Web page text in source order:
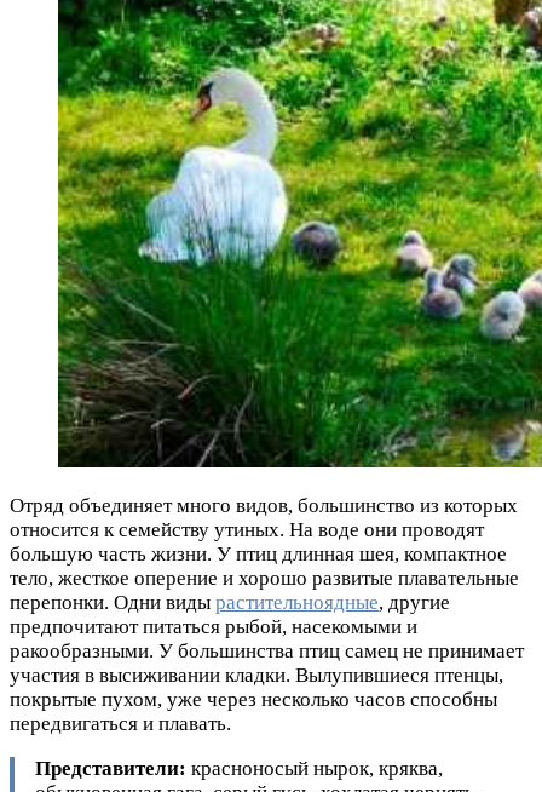
Отряд объединяет много видов, большинство из которых
относится к семейству утиных. На воде они проводят
большую часть жизни. У птиц длинная шея, компактное
тело, жесткое оперение и хорошо развитые плавательные
перепонки. Одни виды растительноядные, другие
предпочитают питаться рыбой, насекомыми и
ракообразными. У большинства птиц самец не принимает
участия в высиживании кладки. Вылупившиеся птенцы,
покрытые пухом, уже через несколько часов способны
передвигаться и плавать.
Представители: красноносый нырок, кряква,